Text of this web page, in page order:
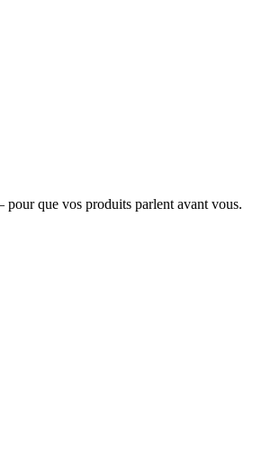
pour que vos produits parlent avant vous.